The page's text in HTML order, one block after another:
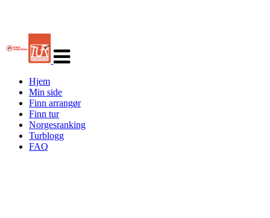
navigasjon
Hjem
Min side
Finn arrangør
Finn tur
Norgesranking
Turblogg
FAQ